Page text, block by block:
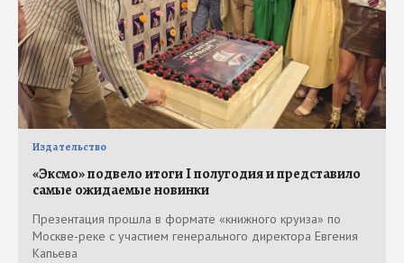
Издательство
«Эксмо» подвело итоги I полугодия и представило
самые ожидаемые новинки
Презентация прошла в формате «книжного круиза» по
Москве-реке с участием генерального директора Евгения
Капьева